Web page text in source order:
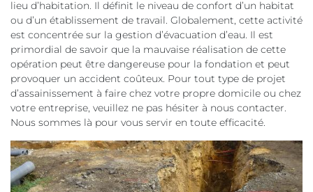
lieu d’habitation. Il définit le niveau de confort d’un habitat
ou d’un établissement de travail. Globalement, cette activité
est concentrée sur la gestion d’évacuation d’eau. Il est
primordial de savoir que la mauvaise réalisation de cette
opération peut être dangereuse pour la fondation et peut
provoquer un accident coûteux. Pour tout type de projet
d’assainissement à faire chez votre propre domicile ou chez
votre entreprise, veuillez ne pas hésiter à nous contacter.
Nous sommes là pour vous servir en toute efficacité.